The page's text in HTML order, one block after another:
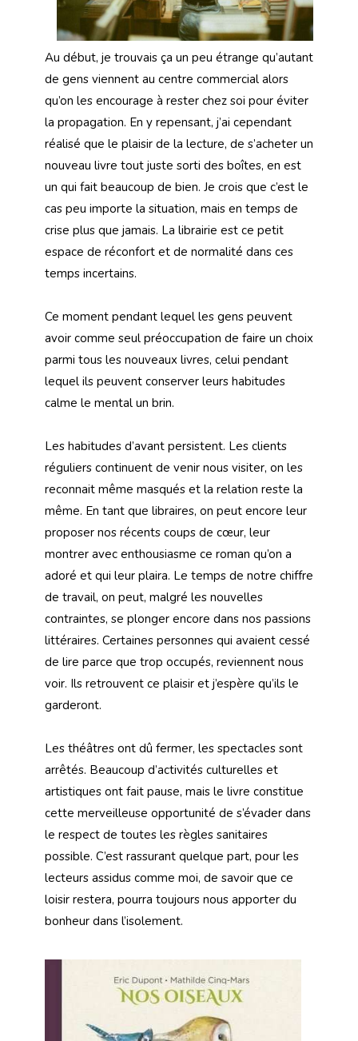
Au début, je trouvais ça un peu étrange qu’autant
de gens viennent au centre commercial alors
qu’on les encourage à rester chez soi pour éviter
la propagation. En y repensant, j’ai cependant
réalisé que le plaisir de la lecture, de s’acheter un
nouveau livre tout juste sorti des boîtes, en est
un qui fait beaucoup de bien. Je crois que c’est le
cas peu importe la situation, mais en temps de
crise plus que jamais. La librairie est ce petit
espace de réconfort et de normalité dans ces
temps incertains.
Ce moment pendant lequel les gens peuvent
avoir comme seul préoccupation de faire un choix
parmi tous les nouveaux livres, celui pendant
lequel ils peuvent conserver leurs habitudes
calme le mental un brin.
Les habitudes d’avant persistent. Les clients
réguliers continuent de venir nous visiter, on les
reconnait même masqués et la relation reste la
même. En tant que libraires, on peut encore leur
proposer nos récents coups de cœur, leur
montrer avec enthousiasme ce roman qu’on a
adoré et qui leur plaira. Le temps de notre chiffre
de travail, on peut, malgré les nouvelles
contraintes, se plonger encore dans nos passions
littéraires. Certaines personnes qui avaient cessé
de lire parce que trop occupés, reviennent nous
voir. Ils retrouvent ce plaisir et j’espère qu’ils le
garderont.
Les théâtres ont dû fermer, les spectacles sont
arrêtés. Beaucoup d’activités culturelles et
artistiques ont fait pause, mais le livre constitue
cette merveilleuse opportunité de s’évader dans
le respect de toutes les règles sanitaires
possible. C’est rassurant quelque part, pour les
lecteurs assidus comme moi, de savoir que ce
loisir restera, pourra toujours nous apporter du
bonheur dans l’isolement.